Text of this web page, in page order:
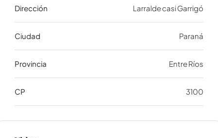
Dirección Larralde casi Garrigó
Ciudad Paraná
Provincia Entre Ríos
CP 3100